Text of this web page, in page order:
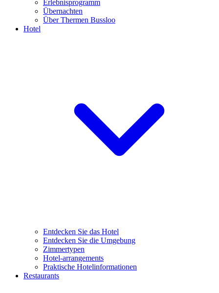
Erlebnisprogramm
Übernachten
Über Thermen Bussloo
Hotel
Entdecken Sie das Hotel
Entdecken Sie die Umgebung
Zimmertypen
Hotel-arrangements
Praktische Hotelinformationen
Restaurants